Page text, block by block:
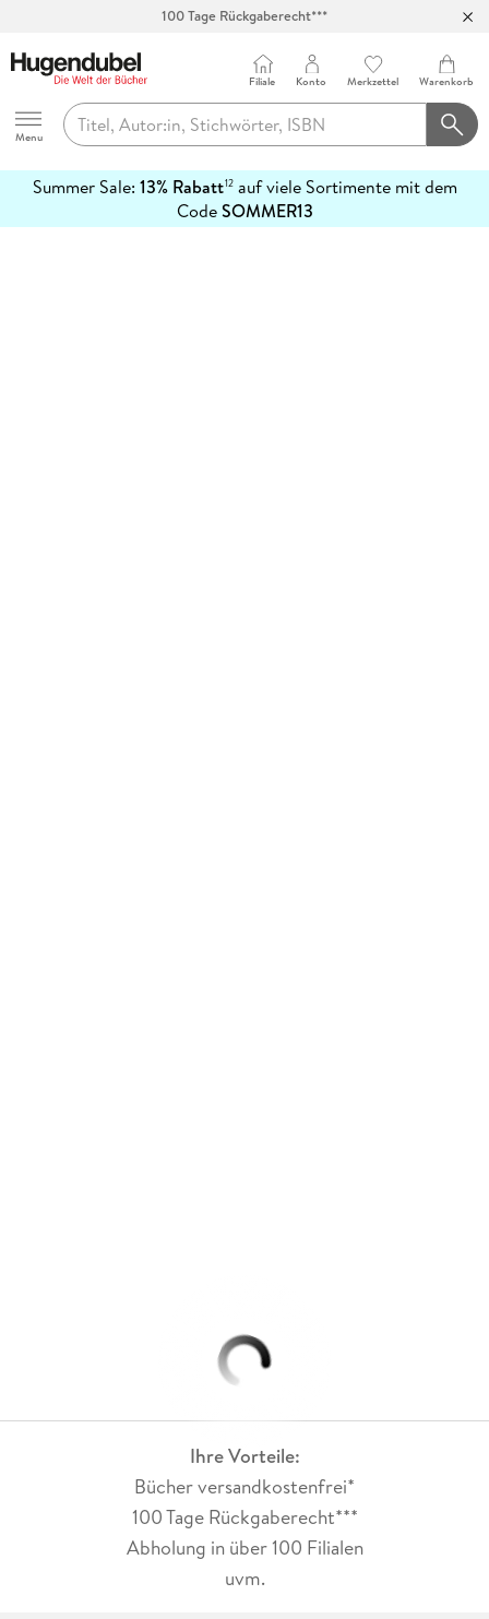
100 Tage Rückgaberecht***
Hugendubel
Menu
Filiale Konto Merkzettel Warenkorb
Summer Sale: 13% Rabatt12auf viele Sortimente mit dem
CodeSOMMER13
erfahren
Ihre Vorteile:
Bücher versandkostenfrei*
100 Tage Rückgaberecht***
Abholung in über 100 Filialen
uvm.